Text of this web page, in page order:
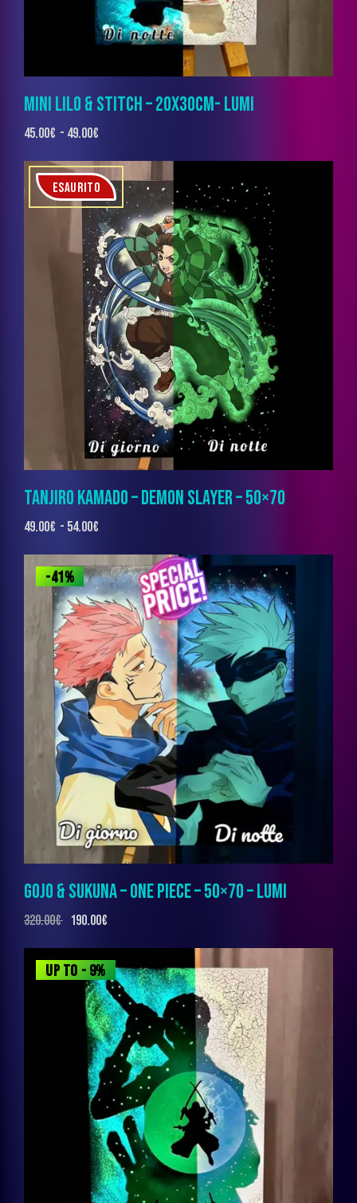
MINI LILO & STITCH – 20X30CM- LUMI
45.00€ - 49.00€
ESAURITO
TANJIRO KAMADO – DEMON SLAYER – 50×70
49.00€ - 54.00€
-41%
GOJO & SUKUNA – ONE PIECE – 50×70 – LUMI
320.00€ 190.00€
UP TO - 9%